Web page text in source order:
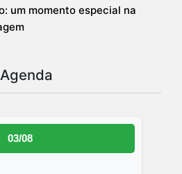
um momento especial na
Agenda
03/08